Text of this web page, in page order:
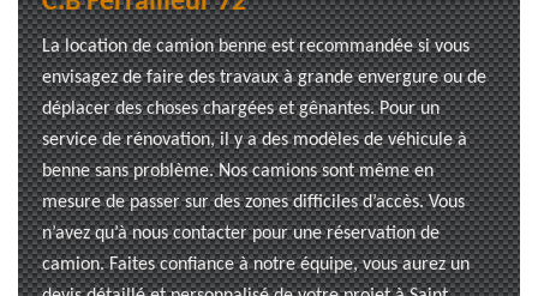
La location de camion benne est recommandée si vous
envisagez de faire des travaux à grande envergure ou de
déplacer des choses chargées et gênantes. Pour un
service de rénovation, il y a des modèles de véhicule à
benne sans problème. Nos camions sont même en
mesure de passer sur des zones difficiles d’accès. Vous
n’avez qu’à nous contacter pour une réservation de
camion. Faites confiance à notre équipe, vous aurez un